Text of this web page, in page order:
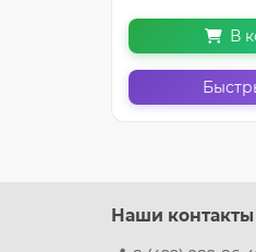
В
Наши контакты